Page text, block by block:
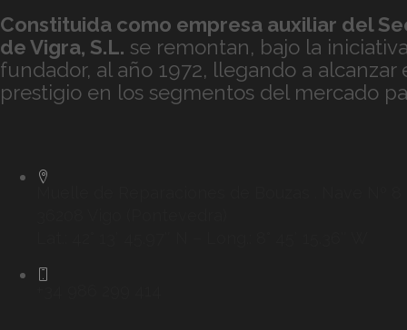
Constituida como empresa auxiliar del
deVigra, S.L. se remontan, bajo la
fundador, al año 1972, llegando a
prestigio en los segmentos del mercado